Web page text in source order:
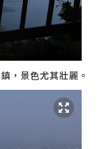
，景色尤其壯麗。